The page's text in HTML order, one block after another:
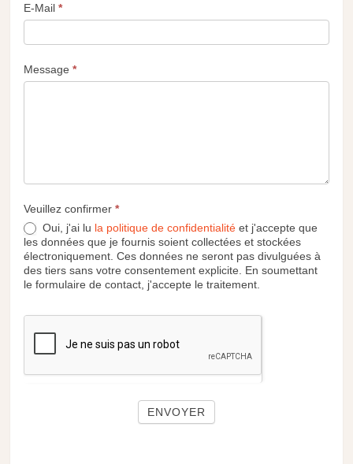
E-Mail*
Message*
Veuillez confirmer*
Oui, j'ai lu la politique de confidentialité et j'accepte que
les données que je fournis soient collectées et stockées
électroniquement. Ces données ne seront pas divulguées à
des tiers sans votre consentement explicite. En soumettant
le formulaire de contact, j'accepte le traitement.
ENVOYER